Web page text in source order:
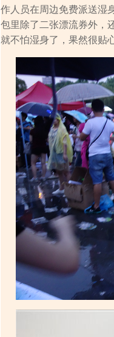
作人员在周边免费派送湿
包里除了二张漂流券外，
就不怕湿身了，果然很贴